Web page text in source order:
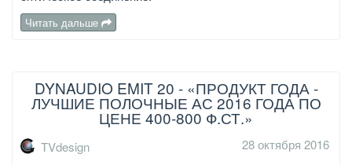
Читать дальше
DYNAUDIO EMIT 20 - «ПРОДУКТ ГОДА -
ЛУЧШИЕ ПОЛОЧНЫЕ АС 2016 ГОДА ПО
ЦЕНЕ 400-800 Ф.СТ.»
TVdesign 28 октября 2016